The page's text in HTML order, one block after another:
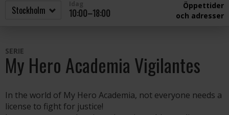
10:00–18:00
Öppettider
och adresser
SERIE
My Hero Academia Vigilantes
In the world of My Hero Academia, not everyone needs a
license to fight for justice!